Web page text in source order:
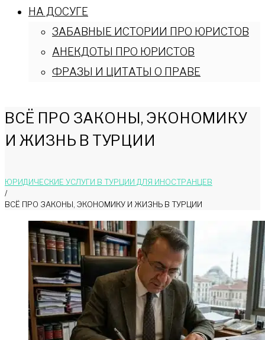
НА ДОСУГЕ
ЗАБАВНЫЕ ИСТОРИИ ПРО ЮРИСТОВ
АНЕКДОТЫ ПРО ЮРИСТОВ
ФРАЗЫ И ЦИТАТЫ О ПРАВЕ
ВСЁ ПРО ЗАКОНЫ, ЭКОНОМИКУ
И ЖИЗНЬ В ТУРЦИИ
ЮРИДИЧЕСКИЕ УСЛУГИ В ТУРЦИИ ДЛЯ ИНОСТРАНЦЕВ
/
ВСЁ ПРО ЗАКОНЫ, ЭКОНОМИКУ И ЖИЗНЬ В ТУРЦИИ
ВСЁ
ПРО
ЗАКОНЫ,
ЭКОНОМИКУ